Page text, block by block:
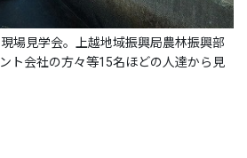
場見学会。上越地域振興局農林振興部
ト会社の方々等15名ほどの人達から見